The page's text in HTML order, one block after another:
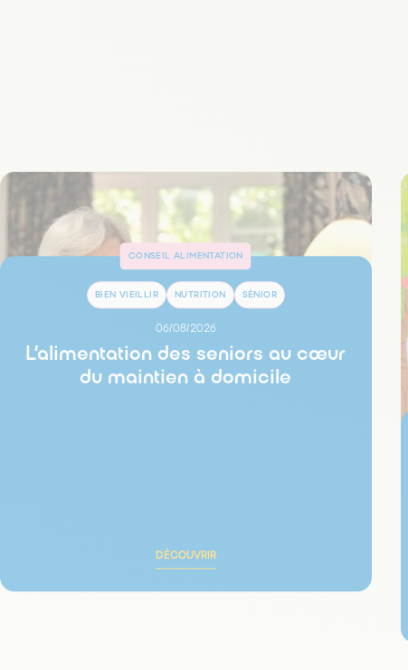
CONSEIL ALIMENTATION
BIEN VIEILLIR NUTRITION SÉNIOR
06/08/2026
L’alimentation des seniors au cœur
du maintien à domicile
DÉCOUVRIR